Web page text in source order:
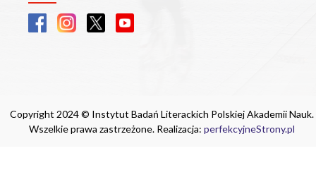
Copyright 2024 © Instytut Badań Literackich Polskiej Akademii Nauk.
Wszelkie prawa zastrzeżone. Realizacja: perfekcyjneStrony.pl